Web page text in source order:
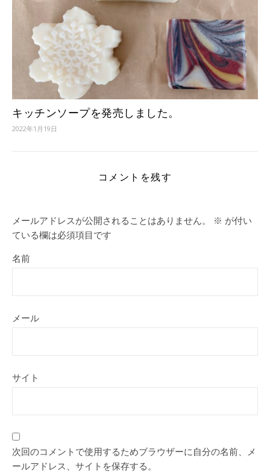
キッチンソープを発売しました。
2022年1月19日
コメントを残す
メールアドレスが公開されることはありません。 ※ が付い
ている欄は必須項目です
名前
メール
サイト
次回のコメントで使用するためブラウザーに自分の名前、メ
ールアドレス、サイトを保存する。